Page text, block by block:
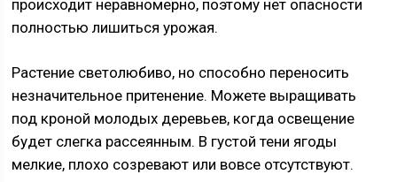
происходит неравномерно, поэтому нет опасности
полностью лишиться урожая.
Растение светолюбиво, но способно переносить
незначительное притенение. Можете выращивать
под кроной молодых деревьев, когда освещение
будет слегка рассеянным. В густой тени ягоды
мелкие, плохо созревают или вовсе отсутствуют.